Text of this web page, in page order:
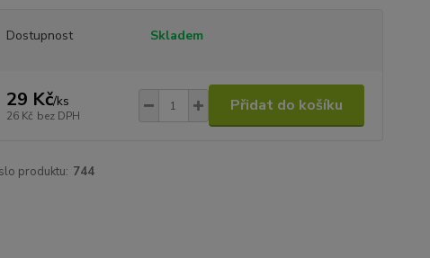
Dostupnost Skladem
29 Kč/ks
26 Kč bez DPH
Přidat do košíku
produktu: 744